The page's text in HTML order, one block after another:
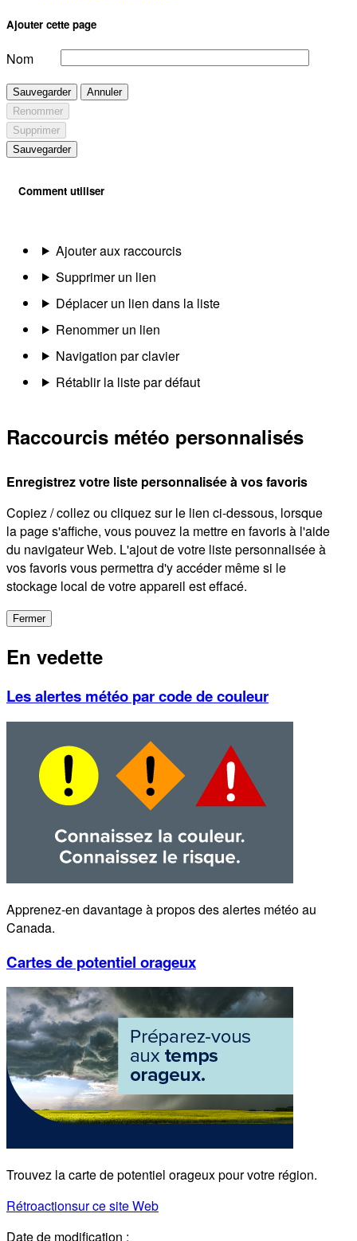
Ajouter cette page
Nom
Sauvegarder
Annuler
Renommer
Supprimer
Sauvegarder
Comment utiliser
Ajouter aux raccourcis
Supprimer un lien
Déplacer un lien dans la liste
Renommer un lien
Navigation par clavier
Rétablir la liste par défaut
Raccourcis météo personnalisés
Enregistrez votre liste personnalisée à vos favoris
Copiez / collez ou cliquez sur le lien ci-dessous, lorsque
la page s'affiche, vous pouvez la mettre en favoris à l'aide
du navigateur Web. L'ajout de votre liste personnalisée à
vos favoris vous permettra d'y accéder même si le
stockage local de votre appareil est effacé.
Fermer
En vedette
Les alertes météo par code de couleur
Apprenez-en davantage à propos des alertes météo au
Canada.
Cartes de potentiel orageux
Trouvez la carte de potentiel orageux pour votre région.
Rétroactionsur ce site Web
Date de modification :